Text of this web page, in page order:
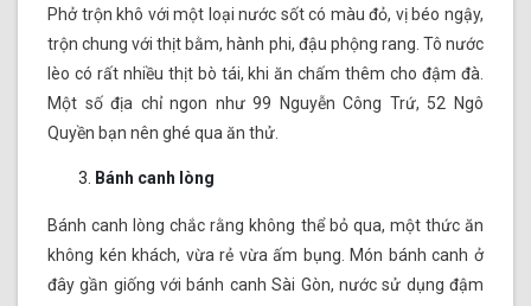
Phở trộn khô với một loại nước sốt có màu đỏ, vị béo ngậy,
trộn chung với thịt bằm, hành phi, đậu phộng rang. Tô nước
lèo có rất nhiều thịt bò tái, khi ăn chấm thêm cho đậm đà.
Một số địa chỉ ngon như 99 Nguyễn Công Trứ, 52 Ngô
Quyền bạn nên ghé qua ăn thử.
Bánh canh lòng
Bánh canh lòng chắc rằng không thể bỏ qua, một thức ăn
không kén khách, vừa rẻ vừa ấm bụng. Món bánh canh ở
đây gần giống với bánh canh Sài Gòn, nước sử dụng đậm